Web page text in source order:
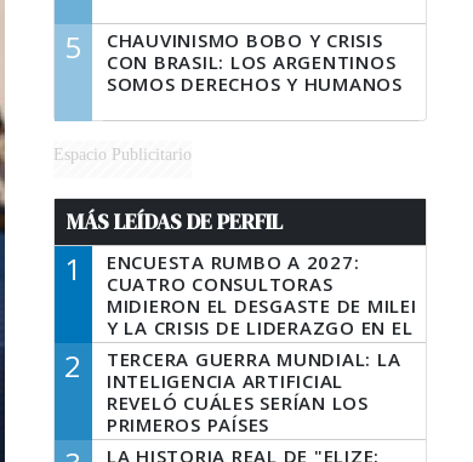
5
CHAUVINISMO BOBO Y CRISIS
CON BRASIL: LOS ARGENTINOS
SOMOS DERECHOS Y HUMANOS
Espacio Publicitario
MÁS LEÍDAS DE PERFIL
1
ENCUESTA RUMBO A 2027:
CUATRO CONSULTORAS
MIDIERON EL DESGASTE DE MILEI
Y LA CRISIS DE LIDERAZGO EN EL
PERONISMO
2
TERCERA GUERRA MUNDIAL: LA
INTELIGENCIA ARTIFICIAL
REVELÓ CUÁLES SERÍAN LOS
PRIMEROS PAÍSES
LATINOAMERICANOS EN SER
LA HISTORIA REAL DE "ELIZE: